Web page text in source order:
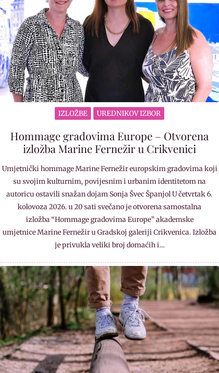
IZLOŽBE UREDNIKOV IZBOR
Hommage gradovima Europe – Otvorena
izložba Marine Fernežir u Crikvenici
Umjetnički hommage Marine Fernežir europskim gradovima koji
su svojim kulturnim, povijesnim i urbanim identitetom na
autoricu ostavili snažan dojam Sonja Švec Španjol U četvrtak 6.
kolovoza 2026. u 20 sati svečano je otvorena samostalna
izložba “Hommage gradovima Europe” akademske
umjetnice Marine Fernežir u Gradskoj galeriji Crikvenica. Izložba
je privukla veliki broj domaćih i…